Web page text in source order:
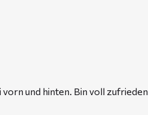
vorn und hinten. Bin voll zufrieden